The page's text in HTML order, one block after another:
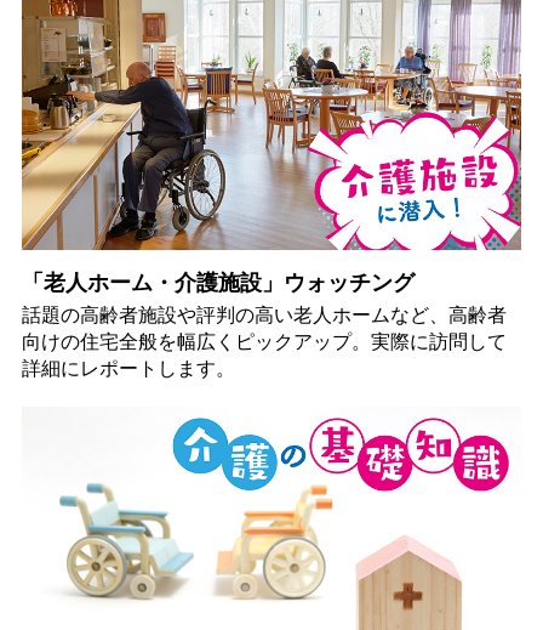
「老人ホーム・介護施設」ウォッチング
話題の高齢者施設や評判の高い老人ホームなど、高齢者
向けの住宅全般を幅広くピックアップ。実際に訪問して
詳細にレポートします。